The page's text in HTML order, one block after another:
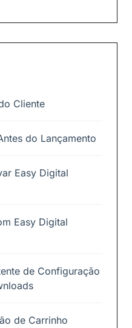
Cliente
do Lançamento
Easy Digital
Easy Digital
de Configuração
de Carrinho